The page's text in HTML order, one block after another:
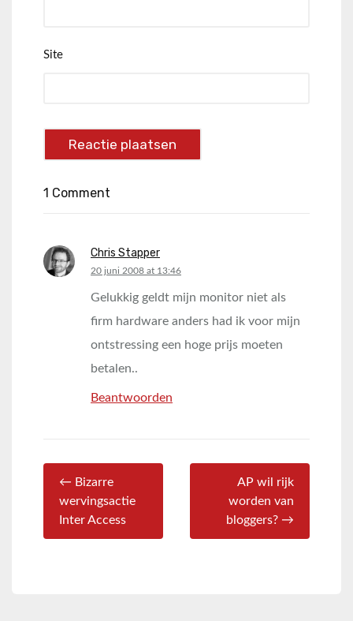
Site
1 Comment
Chris Stapper
says:
20 juni 2008 at 13:46
Gelukkig geldt mijn monitor niet als
firm hardware anders had ik voor mijn
ontstressing een hoge prijs moeten
betalen..
Beantwoorden
← Bizarre
wervingsactie
Inter Access
AP wil rijk
worden van
bloggers? →